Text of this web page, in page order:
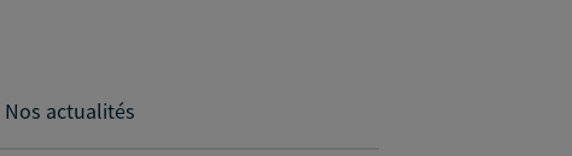
Nos actualités